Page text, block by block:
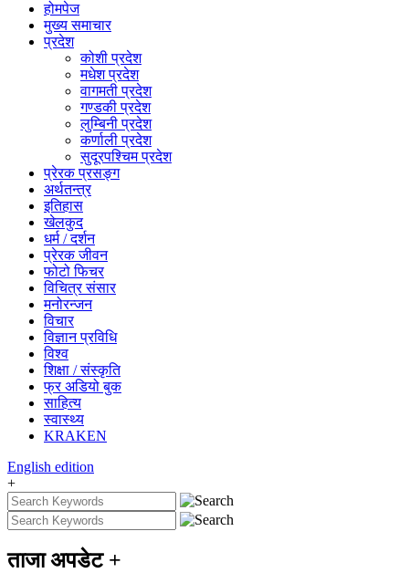
होमपेज
मुख्य समाचार
प्रदेश
कोशी प्रदेश
मधेश प्रदेश
वागमती प्रदेश
गण्डकी प्रदेश
लुम्बिनी प्रदेश
कर्णाली प्रदेश
सुदूरपश्चिम प्रदेश
प्रेरक प्रसङ्ग
अर्थतन्त्र
इतिहास
खेलकुद
धर्म / दर्शन
प्रेरक जीवन
फोटो फिचर
विचित्र संसार
मनोरन्जन
विचार
विज्ञान प्रविधि
विश्व
शिक्षा / संस्कृति
फ्र अडियो बुक
साहित्य
स्वास्थ्य
KRAKEN
English edition
+
ताजा अपडेट +